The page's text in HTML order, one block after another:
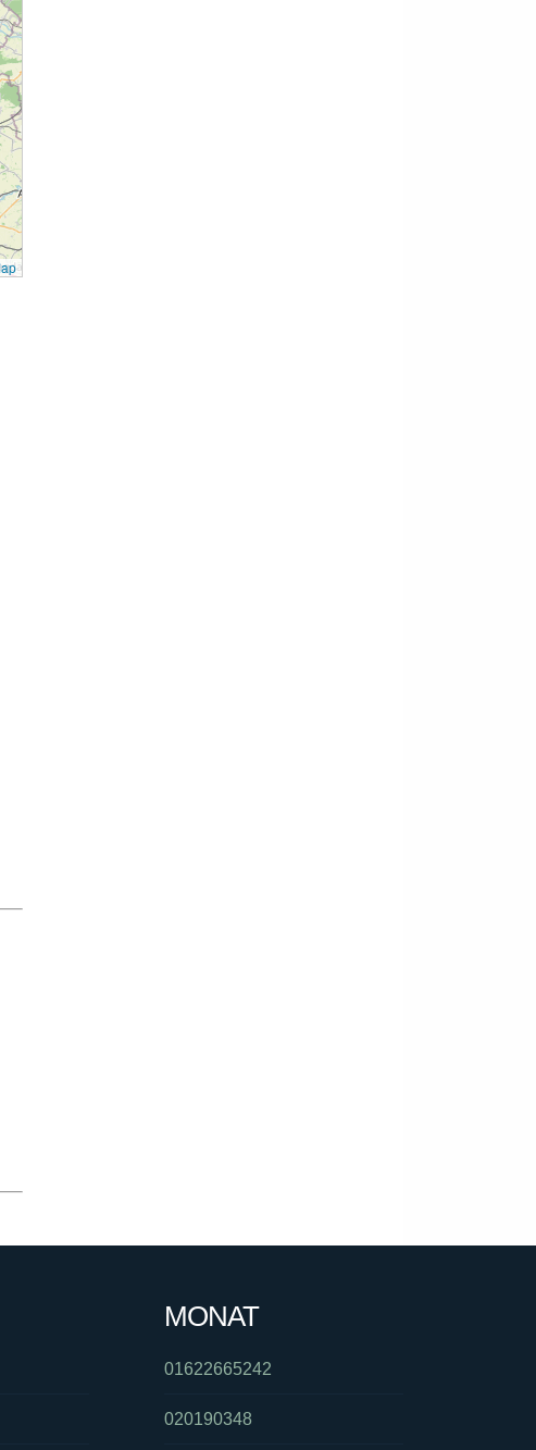
MONAT
01622665242
020190348